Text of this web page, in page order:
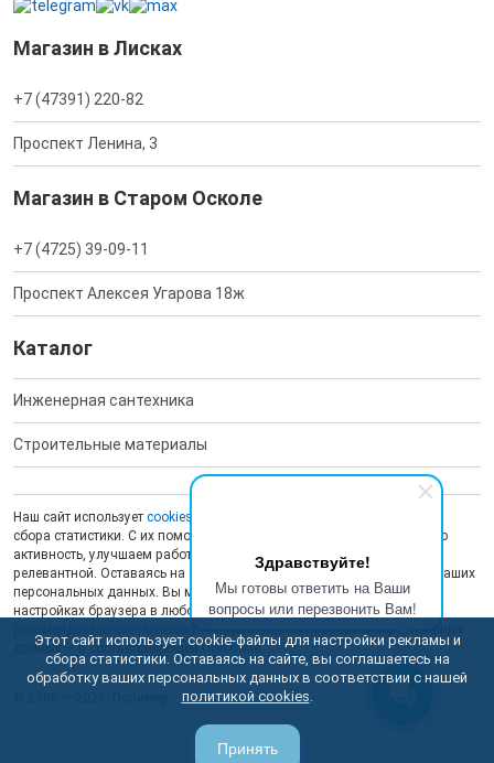
Здравствуйте!
Мы готовы ответить на Ваши
вопросы или перезвонить Вам!
Магазин в Лисках
+7 (47391) 220-82
Проспект Ленина, 3
Магазин в Старом Осколе
+7 (4725) 39-09-11
Проспект Алексея Угарова 18ж
Каталог
Инженерная сантехника
Строительные материалы
Наш сайт использует cookies
сбора статистики. С их помощью мы анализируем пользовательскую
активность, улучшаем работу сайта и делаем рекламу более
релевантной. Оставаясь на сайте, вы даете согласие на обработку ваших
персональных данных. Вы можете отключить сохранение cookies в
настройках браузера в любой момент. На сайте также применяются
данных — в соответствующейПолитике.
Этот сайт использует cookie-файлы для настройки рекламы и
сбора статистики. Оставаясь на сайте, вы соглашаетесь на
обработку ваших персональных данных в соответствии с нашей
политикой cookies.
Принять